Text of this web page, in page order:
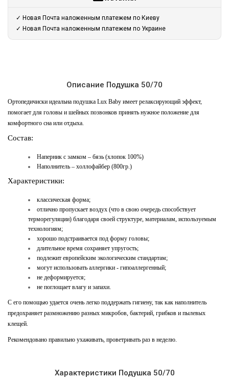
✓ Новая Почта наложенным платежем по Киеву
✓ Новая Почта наложенным платежем по Украине
Описание Подушка 50/70
Ортопедичиски идеальна подушка Lux Baby имеет релаксирующий эффект,
помогает для головы и шейных позвонков принять нужное положение для
комфортного сна или отдыха.
Состав:
Наперник с замком – бязь (хлопок 100%)
Наполнитель – холлофайбер (800гр.)
Характеристики:
классическая форма;
отлично пропускает воздух (что в свою очередь способствует
терморегуляции) благодаря своей структуре, материалам, используемым
технологиям;
хорошо подстраивается под форму головы;
длительное время сохраняет упругость;
подлежит европейским экологическим стандартам;
могут использовать аллергики - гипоаллергенный;
не деформируется;
не поглощает влагу и запахи.
С его помощью удается очень легко поддержать гигиену, так как наполнитель
предохраняет размножению разных микробов, бактерий, грибков и пылевых
клещей.
Рекомендовано правильно ухаживать, проветривать раз в неделю.
Характеристики Подушка 50/70